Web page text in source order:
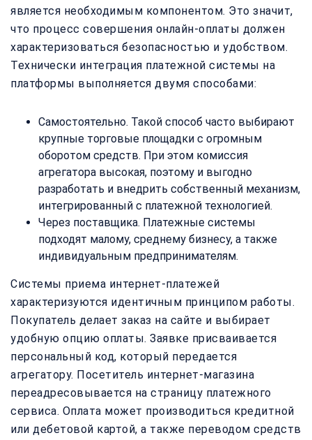
является необходимым компонентом. Это значит,
что процесс совершения онлайн-оплаты должен
характеризоваться безопасностью и удобством.
Технически интеграция платежной системы на
платформы выполняется двумя способами:
Самостоятельно. Такой способ часто выбирают
крупные торговые площадки с огромным
оборотом средств. При этом комиссия
агрегатора высокая, поэтому и выгодно
разработать и внедрить собственный механизм,
интегрированный с платежной технологией.
Через поставщика. Платежные системы
подходят малому, среднему бизнесу, а также
индивидуальным предпринимателям.
Системы приема интернет-платежей
характеризуются идентичным принципом работы.
Покупатель делает заказ на сайте и выбирает
удобную опцию оплаты. Заявке присваивается
персональный код, который передается
агрегатору. Посетитель интернет-магазина
переадресовывается на страницу платежного
сервиса. Оплата может производиться кредитной
или дебетовой картой, а также переводом средств